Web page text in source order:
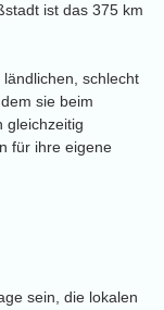
ist das 375 km
schlecht
sie beim
gleichzeitig
für ihre eigene
sein, die lokalen